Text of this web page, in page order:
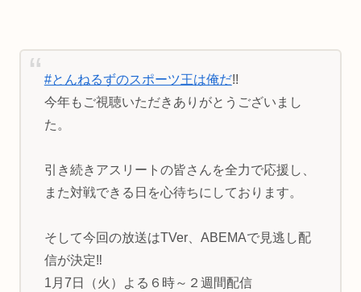
#とんねるずのスポーツ王は俺だ!!
今年もご視聴いただきありがとうございまし
た。
引き続きアスリートの皆さんを全力で応援し、
また対戦できる日を心待ちにしております。
そして今回の放送はTVer、ABEMAで見逃し配
信が決定‼️
1月7日（火）よる６時～２週間配信